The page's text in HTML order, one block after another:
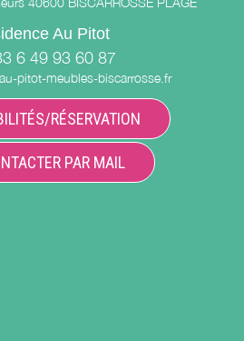
Au Pitot
6 49 93 60 87
pitot-meubles-biscarrosse.fr
RÉSERVATION
PAR MAIL